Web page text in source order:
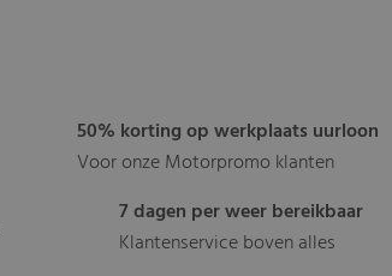
50% korting op werkplaats uurloon
Voor onze Motorpromo klanten
7 dagen per weer bereikbaar
Klantenservice boven alles